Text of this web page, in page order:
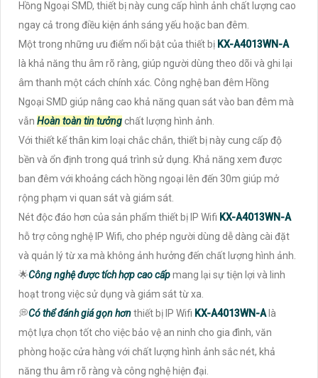
Hồng Ngoại SMD, thiết bị này cung cấp hình ảnh chất lượng cao
ngay cả trong điều kiện ánh sáng yếu hoặc ban đêm.
Một trong những ưu điểm nổi bật của thiết bị KX-A4013WN-A
là khả năng thu âm rõ ràng, giúp người dùng theo dõi và ghi lại
âm thanh một cách chính xác. Công nghệ ban đêm Hồng
Ngoại SMD giúp nâng cao khả năng quan sát vào ban đêm mà
vẫn Hoàn toàn tin tưởngchất lượng hình ảnh.
Với thiết kế thân kim loại chắc chắn, thiết bị này cung cấp độ
bền và ổn định trong quá trình sử dụng. Khả năng xem được
ban đêm với khoảng cách hồng ngoại lên đến 30m giúp mở
rộng phạm vi quan sát và giám sát.
Nét độc đáo hơn của sản phẩm thiết bị IP Wifi KX-A4013WN-A
hỗ trợ công nghệ IP Wifi, cho phép người dùng dễ dàng cài đặt
và quản lý từ xa mà không ảnh hưởng đến chất lượng hình ảnh.
🌟Công nghệ được tích hợp cao cấpmang lại sự tiện lợi và linh
hoạt trong việc sử dụng và giám sát từ xa.
💭Có thể đánh giá gọn hơnthiết bị IP Wifi KX-A4013WN-A là
một lựa chọn tốt cho việc bảo vệ an ninh cho gia đình, văn
phòng hoặc cửa hàng với chất lượng hình ảnh sắc nét, khả
năng thu âm rõ ràng và công nghệ hiện đại.